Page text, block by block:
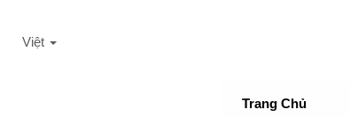
Trang Chủ
Việt